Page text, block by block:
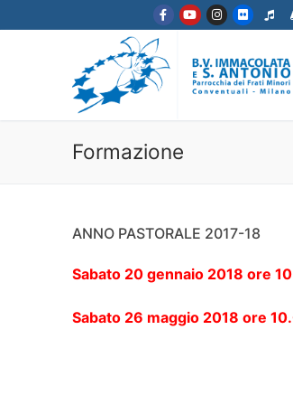
Formazione
ANNO PASTORALE 2017-18
Sabato 20 gennaio 2018 ore
Sabato 26 maggio 2018 ore